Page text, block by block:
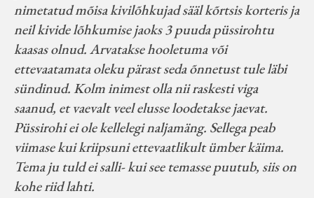
nimetatud mõisa kivilõhkujad sääl kõrtsis korteris ja
neil kivide lõhkumise jaoks 3 puuda püssirohtu
kaasas olnud. Arvatakse hooletuma või
ettevaatamata oleku pärast seda õnnetust tule läbi
sündinud. Kolm inimest olla nii raskesti viga
saanud, et vaevalt veel elusse loodetakse jaevat.
Püssirohi ei ole kellelegi naljamäng. Sellega peab
viimase kui kriipsuni ettevaatlikult ümber käima.
Tema ju tuld ei salli- kui see temasse puutub, siis on
kohe riid lahti.